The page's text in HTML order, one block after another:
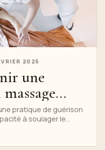
2025
une
de
pratique de guérison
à soulager le